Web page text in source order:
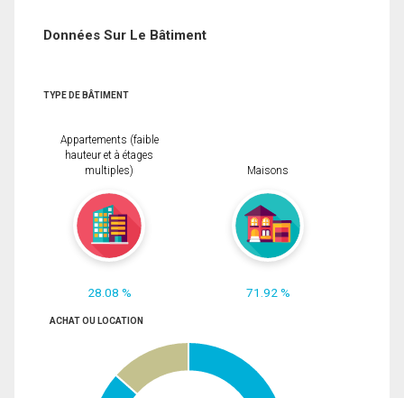
Données Sur Le Bâtiment
TYPE DE BÂTIMENT
Appartements (faible
hauteur et à étages
multiples)
28.08 %
Maisons
71.92 %
ACHAT OU LOCATION